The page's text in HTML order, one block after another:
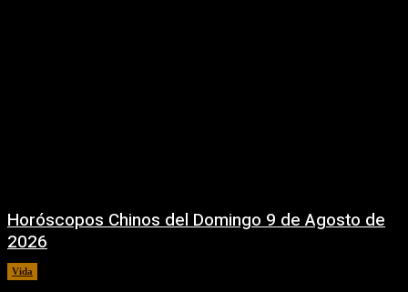
Horóscopos Chinos del Domingo 9 de Agosto de
2026
Vida